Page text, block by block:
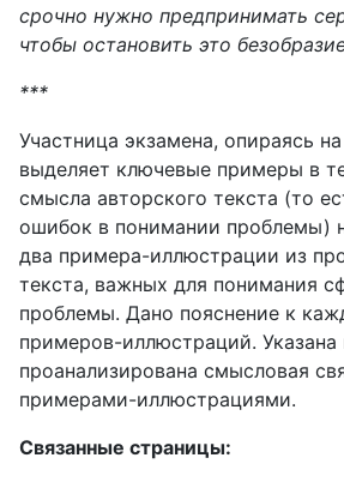
срочно нужно предпринимать
чтобы остановить это
***
Участница экзамена, опираясь
выделяет ключевые примеры в
смысла авторского текста (то
ошибок в понимании проблемы)
два примера-иллюстрации из
текста, важных для понимания
проблемы. Дано пояснение к
примеров-иллюстраций. Указана
проанализирована смысловая
примерами-иллюстрациями.
Связанные страницы: